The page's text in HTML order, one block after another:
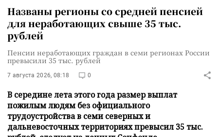
Названы регионы со средней пенсией
для неработающих свыше 35 тыс.
рублей
Пенсии неработающих граждан в семи регионах России
превысили 35 тыс. рублей
7 августа 2026, 08:18 0
В середине лета этого года размер выплат
пожилым людям без официального
трудоустройства в семи северных и
дальневосточных территориях превысил 35 тыс.